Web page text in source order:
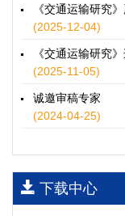
水运港-船多能源
童亮, 袁裕鹏, 袁
2026, 12(3): 125-
9931.2026.03.010
摘要 (28 ) HTML
师瑞峰, 程龙飞, 张
2026, 12(3): 137-
9931.2026.03.011
摘要 (12) HTML
《交通运输研究
(2025-12-04)
《交通运输研究
(2025-11-05)
诚邀审稿专家
(2024-04-25)
下载中心